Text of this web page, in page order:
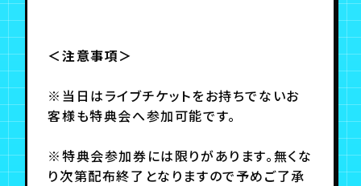
＜注意事項＞
※当日はライブチケットをお持ちでないお
客様も特典会へ参加可能です。
※特典会参加券には限りがあります。無くな
り次第配布終了となりますので予めご了承